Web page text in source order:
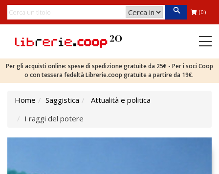
(0)
Per gli acquisti online: spese di spedizione gratuite da 25€ - Per i soci Coop
o con tessera fedeltà Librerie.coop gratuite a partire da 19€.
Home Saggistica
Attualità e politica
I raggi del potere